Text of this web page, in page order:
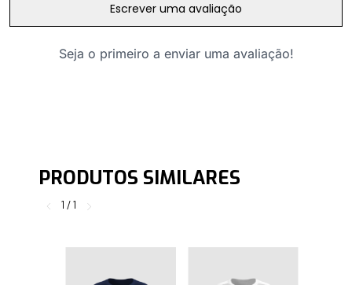
Escrever uma avaliação
Seja o primeiro a enviar uma avaliação!
PRODUTOS SIMILARES
1 /1